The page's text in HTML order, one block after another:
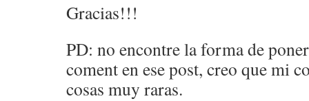
Gracias!!!
PD: no encontre la forma de
coment en ese post, creo que mi
cosas muy raras.